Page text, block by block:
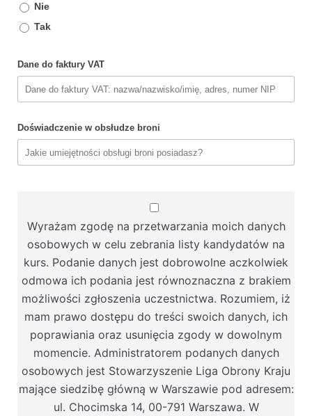
Nie
Tak
Dane do faktury VAT
Doświadczenie w obsłudze broni
Wyrażam zgodę na przetwarzania moich danych
osobowych w celu zebrania listy kandydatów na
kurs. Podanie danych jest dobrowolne aczkolwiek
odmowa ich podania jest równoznaczna z brakiem
możliwości zgłoszenia uczestnictwa. Rozumiem, iż
mam prawo dostępu do treści swoich danych, ich
poprawiania oraz usunięcia zgody w dowolnym
momencie. Administratorem podanych danych
osobowych jest Stowarzyszenie Liga Obrony Kraju
mające siedzibę główną w Warszawie pod adresem:
ul. Chocimska 14, 00-791 Warszawa. W